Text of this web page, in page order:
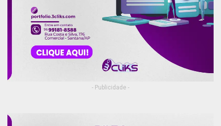
- Publicidade -